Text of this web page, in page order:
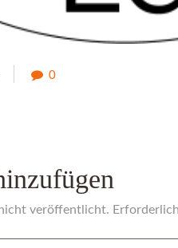
0
veröffentlicht.